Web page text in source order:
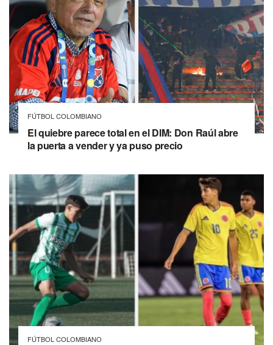
FÚTBOL COLOMBIANO
El quiebre parece total en el DIM: Don Raúl abre
la puerta a vender y ya puso precio
FÚTBOL COLOMBIANO